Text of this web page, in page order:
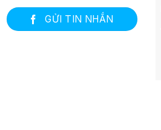
GỬI TIN NHẮN